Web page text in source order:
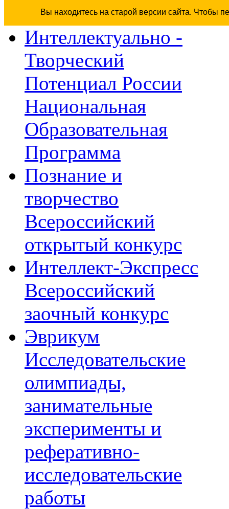
Вы находитесь на старой версии сайта. Чтобы
Интеллектуально -
Творческий
Потенциал России
Национальная
Образовательная
Программа
Познание и
творчество
Всероссийский
открытый конкурс
Интеллект-Экспресс
Всероссийский
заочный конкурс
Эврикум
Исследовательские
олимпиады,
занимательные
эксперименты и
реферативно-
исследовательские
работы